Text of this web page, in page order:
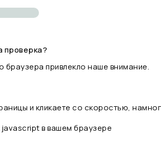
проверка?
браузера привлекло наше внимание.
и кликаете со скоростью,
в вашем браузере